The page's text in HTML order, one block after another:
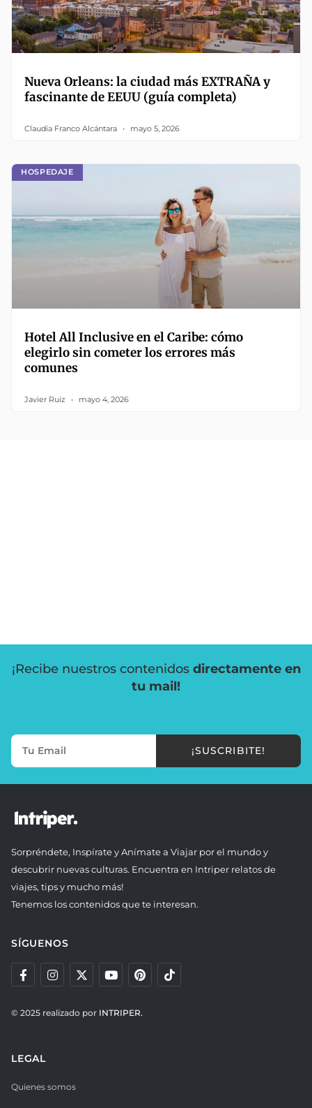
Nueva Orleans: la ciudad más EXTRAÑA y
fascinante de EEUU (guía completa)
Claudia Franco Alcántara mayo 5, 2026
HOSPEDAJE
Hotel All Inclusive en el Caribe: cómo
elegirlo sin cometer los errores más
comunes
Javier Ruiz mayo 4, 2026
¡Recibe nuestros contenidos directamente en
tu mail!
¡SUSCRIBITE!
Sorpréndete, Inspírate y Anímate a Viajar por el mundo y
descubrir nuevas culturas. Encuentra en Intriper relatos de
viajes, tips y mucho más!
Tenemos los contenidos que te interesan.
SÍGUENOS
© 2025 realizado por INTRIPER.
LEGAL
Quienes somos